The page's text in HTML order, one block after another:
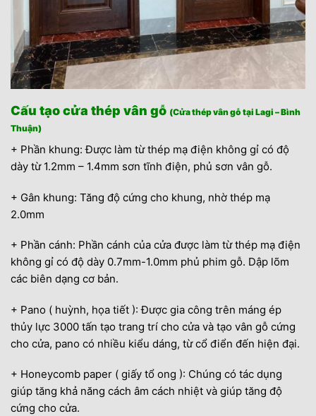
Cấu tạo cửa thép vân gỗ (Cửa thép vân gỗ tại Lagi – Bình
Thuận)
+ Phần khung: Được làm từ thép mạ điện không gỉ có độ
dày từ 1.2mm – 1.4mm sơn tĩnh điện, phủ sơn vân gỗ.
+ Gân khung: Tăng độ cứng cho khung, nhờ thép mạ
2.0mm
+ Phần cánh: Phần cánh của cửa được làm từ thép mạ điện
không gỉ có độ dày 0.7mm-1.0mm phủ phim gỗ. Dập lõm
các biên dạng cơ bản.
+ Pano ( huỳnh, họa tiết ): Được gia công trên máng ép
thủy lực 3000 tấn tạo trang trí cho cửa và tạo vân gỗ cứng
cho cửa, pano có nhiều kiểu dáng, từ cổ điển đến hiện đại.
+ Honeycomb paper ( giấy tổ ong ): Chúng có tác dụng
giúp tăng khả năng cách âm cách nhiệt và giúp tăng độ
cứng cho cửa.